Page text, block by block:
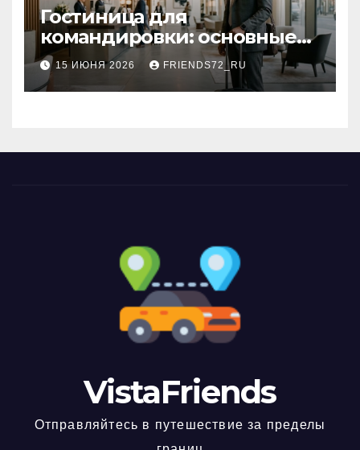
Гостиница для
командировки: основные
критерии выбора
15 ИЮНЯ 2026 FRIENDS72_RU
VistaFriends
Отправляйтесь в путешествие за пределы